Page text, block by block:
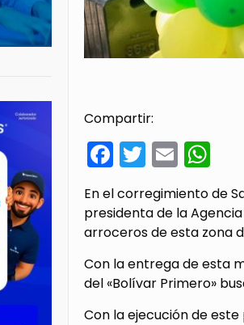
Compartir:
Facebook
Twitter
Email
En el corregimiento de
presidenta de la
arroceros de esta zona
Con la entrega de esta
del «Bolívar Primero»
Con la ejecución de